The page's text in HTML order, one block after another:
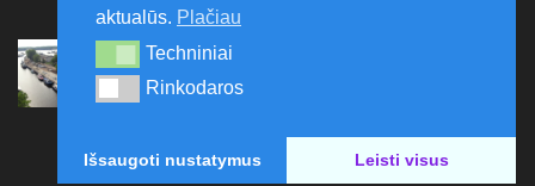
Ernesto Galvanausko bulvaro atnaujinimas
Klaipėdoje juda į priekį
aktualūs. Plačiau
Techniniai
Techniniai
Rinkodaros
Rinkodaros
Išsaugoti nustatymus Leisti visus